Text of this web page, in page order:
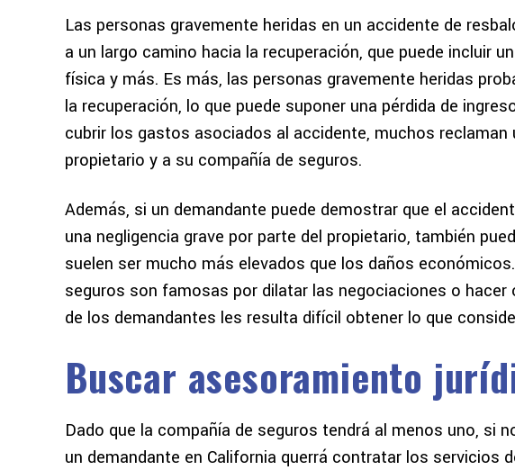
Las personas gravemente heridas en un accidente de
a un largo camino hacia la recuperación, que puede incluir
física y más. Es más, las personas gravemente heridas
la recuperación, lo que puede suponer una pérdida de
cubrir los gastos asociados al accidente, muchos
propietario y a su compañía de seguros.
Además, si un demandante puede demostrar que el
una negligencia grave por parte del propietario, también
suelen ser mucho más elevados que los daños
seguros son famosas por dilatar las negociaciones o hacer
de los demandantes les resulta difícil obtener lo que
Buscar asesoramiento
Dado que la compañía de seguros tendrá al menos uno, si
un demandante en California querrá contratar los servicios